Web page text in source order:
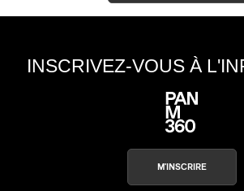
INSCRIVEZ-VOUS À
M'INSCRIRE